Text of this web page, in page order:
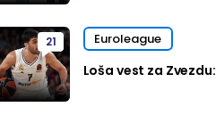
21 Euroleague
Loša vest za